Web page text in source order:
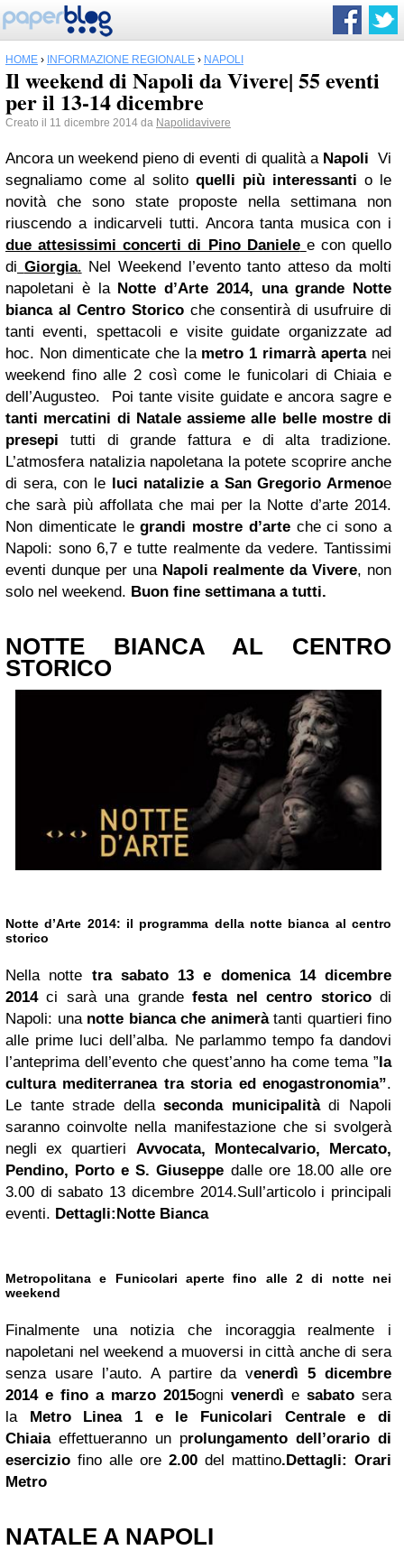
HOME › INFORMAZIONE REGIONALE › NAPOLI
Il weekend di Napoli da Vivere| 55 eventi
per il 13-14 dicembre
Creato il 11 dicembre 2014 da Napolidavivere
Ancora un weekend pieno di eventi di qualità a Napoli Vi
segnaliamo come al solito quelli più interessanti o le
novità che sono state proposte nella settimana non
riuscendo a indicarveli tutti. Ancora tanta musica con i
due attesissimi concerti di Pino Daniele e con quello
di Giorgia. Nel Weekend l’evento tanto atteso da molti
napoletani è la Notte d’Arte 2014, una grande Notte
bianca al Centro Storico che consentirà di usufruire di
tanti eventi, spettacoli e visite guidate organizzate ad
hoc. Non dimenticate che la metro 1 rimarrà apertanei
weekend fino alle 2 così come le funicolari di Chiaia e
dell’Augusteo. Poi tante visite guidate e ancora sagre e
tanti mercatini di Natale assieme alle belle mostre di
presepi tutti di grande fattura e di alta tradizione.
L’atmosfera natalizia napoletana la potete scoprire anche
di sera, con le luci natalizie a San Gregorio Armenoe
che sarà più affollata che mai per la Notte d’arte 2014.
Non dimenticate legrandi mostre d’arteche ci sono a
Napoli: sono 6,7 e tutte realmente da vedere. Tantissimi
eventi dunque per una Napoli realmente da Vivere, non
solo nel weekend. Buon fine settimana a tutti.
NOTTE BIANCA AL CENTRO
STORICO
Notte d’Arte 2014: il programma della notte bianca al centro
storico
Nella notte tra sabato 13 e domenica 14 dicembre
2014ci sarà una grandefesta nel centro storicodi
Napoli: una notte bianca che animeràtanti quartieri fino
alle prime luci dell’alba. Ne parlammo tempo fa dandovi
l’anteprima dell’evento che quest’anno ha come tema ”la
cultura mediterranea tra storia ed enogastronomia”.
Le tante strade dellaseconda municipalitàdi Napoli
saranno coinvolte nella manifestazione che si svolgerà
negli ex quartieri Avvocata, Montecalvario, Mercato,
Pendino, Porto e S. Giuseppe dalle ore 18.00 alle ore
3.00 di sabato 13 dicembre 2014.Sull’articolo i principali
eventi. Dettagli:Notte Bianca
Metropolitana e Funicolari aperte fino alle 2 di notte nei
weekend
Finalmente una notizia che incoraggia realmente i
napoletani nel weekend a muoversi in città anche di sera
senza usare l’auto. A partire da venerdì 5 dicembre
2014 e fino a marzo 2015ogni venerdì e sabato sera
la Metro Linea 1 e le Funicolari Centrale e di
Chiaiaeffettueranno un prolungamento dell’orario di
esercizio fino alle ore 2.00 del mattino.Dettagli: Orari
Metro
NATALE A NAPOLI